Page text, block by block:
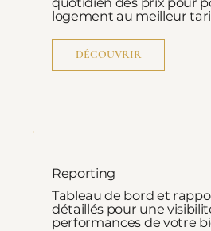
logement au meilleur
DÉCOUVRIR
Reporting
Tableau de bord et
détaillés pour une
performances de votre